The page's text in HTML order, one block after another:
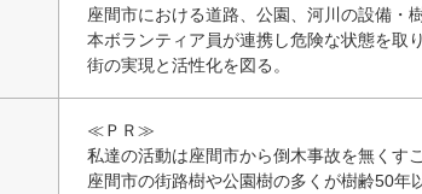
座間市における道路、公園、河川の設備・
本ボランティア員が連携し危険な状態を取
街の実現と活性化を図る。
≪ＰＲ≫
私達の活動は座間市から倒木事故を無くす
座間市の街路樹や公園樹の多くが樹齢50